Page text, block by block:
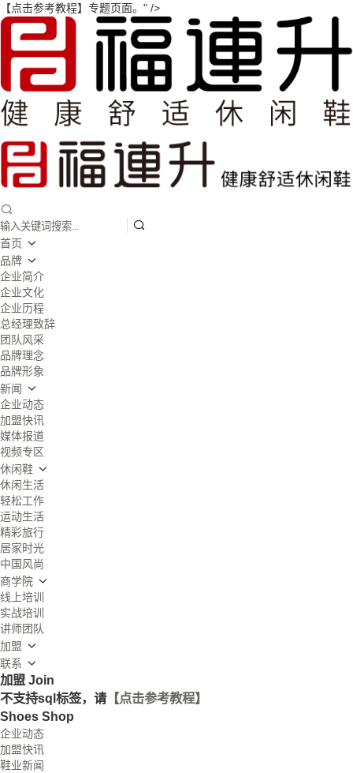
【点击参考教程】专题页面。" />
首页
品牌
企业简介
企业文化
企业历程
总经理致辞
团队风采
品牌理念
品牌形象
新闻
企业动态
加盟快讯
媒体报道
视频专区
休闲鞋
休闲生活
轻松工作
运动生活
精彩旅行
居家时光
中国风尚
商学院
线上培训
实战培训
讲师团队
加盟
联系
加盟 Join
不支持sql标签，请【点击参考教程】
Shoes Shop
企业动态
加盟快讯
鞋业新闻